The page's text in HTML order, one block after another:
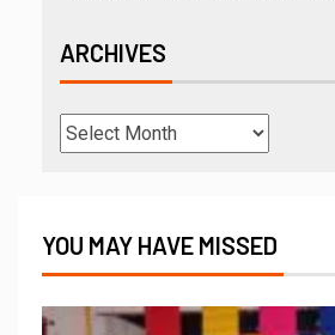
ARCHIVES
YOU MAY HAVE MISSED